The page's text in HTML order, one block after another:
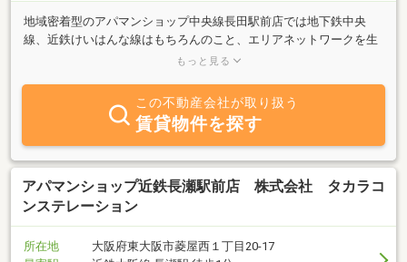
地域密着型のアパマンショップ中央線長田駅前店では地下鉄中央
線、近鉄けいはんな線はもちろんのこと、エリアネットワークを生
かした大阪市内全域に至るまで皆様のお部屋探しを精一杯サポート
もっと見る
この不動産会社が取り扱う
賃貸物件を探す
アパマンショップ近鉄長瀬駅前店 株式会社 タカラコ
ンステレーション
所在地
大阪府東大阪市菱屋西１丁目20-17